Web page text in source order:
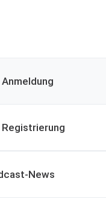
Anmeldung
Registrierung
News